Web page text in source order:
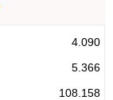
4.090
5.366
108.158